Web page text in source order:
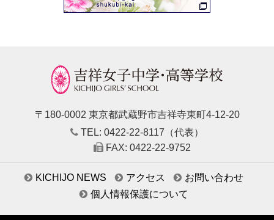
〒180-0002 東京都武蔵野市吉祥寺東町4-12-20
TEL: 0422-22-8117（代表）
FAX: 0422-22-9752
KICHIJO NEWS アクセス
お問い合わせ
個人情報保護について